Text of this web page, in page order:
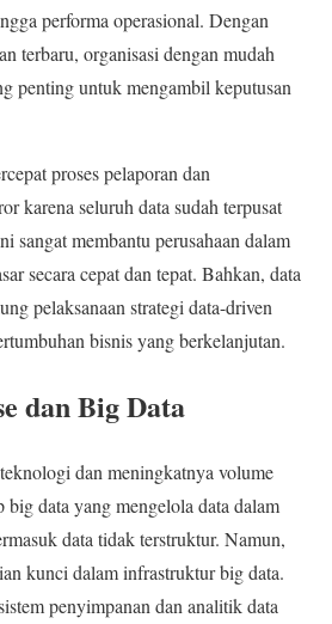
performa operasional. Dengan
terbaru, organisasi dengan mudah
penting untuk mengambil keputusan
proses pelaporan dan
karena seluruh data sudah terpusat
sangat membantu perusahaan dalam
secara cepat dan tepat. Bahkan, data
pelaksanaan strategi data-driven
bisnis yang berkelanjutan.
dan Big Data
dan meningkatnya volume
data yang mengelola data dalam
data tidak terstruktur. Namun,
kunci dalam infrastruktur big data.
penyimpanan dan analitik data